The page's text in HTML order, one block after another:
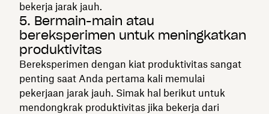
bekerja jarak jauh.
5. Bermain-main atau
bereksperimen untuk meningkatkan
produktivitas
Bereksperimen dengan kiat produktivitas sangat
penting saat Anda pertama kali memulai
pekerjaan jarak jauh. Simak hal berikut untuk
mendongkrak produktivitas jika bekerja dari